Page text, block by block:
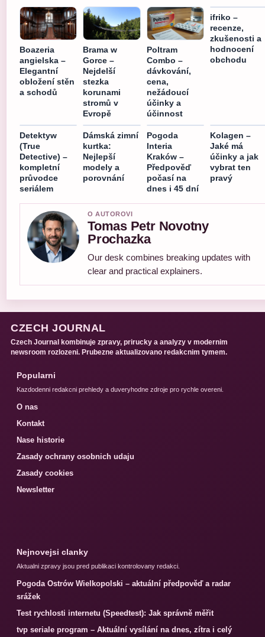
Boazeria
angielska –
Elegantní
obložení stěn
a schodů
Brama w
Gorce –
Nejdelší
stezka
korunami
stromů v
Evropě
Poltram
Combo –
dávkování,
cena,
nežádoucí
účinky a
účinnost
ifriko –
recenze,
zkušenosti a
hodnocení
obchodu
Detektyw
(True
Detective) –
kompletní
průvodce
seriálem
Dámská zimní
kurtka:
Nejlepší
modely a
porovnání
Pogoda
Interia
Kraków –
Předpověď
počasí na
dnes i 45 dní
Kolagen –
Jaké má
účinky a jak
vybrat ten
pravý
O AUTOROVI
Tomas Petr Novotny
Prochazka
Our desk combines breaking updates with
clear and practical explainers.
CZECH JOURNAL
Czech Journal kombinuje zpravy, prirucky a analyzy v modernim
newsroom rozlozeni. Prubezne aktualizovano redakcnim tymem.
Popularni
Kazdodenni redakcni prehledy a duveryhodne zdroje pro rychle overeni.
O nas
Kontakt
Nase historie
Zasady ochrany osobnich udaju
Zasady cookies
Newsletter
Nejnovejsi clanky
Aktualni zpravy jsou pred publikaci kontrolovany redakci.
Pogoda Ostrów Wielkopolski – aktuální předpověď a radar
srážek
Test rychlosti internetu (Speedtest): Jak správně měřit
tvp seriale program – Aktuální vysílání na dnes, zítra i celý